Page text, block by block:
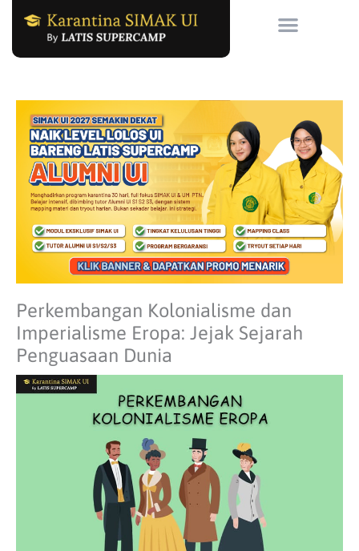
Perkembangan Kolonialisme dan
Imperialisme Eropa: Jejak Sejarah
Penguasaan Dunia